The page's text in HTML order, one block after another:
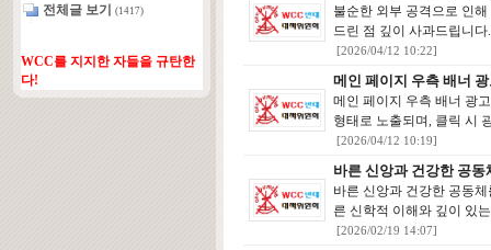
전체글 보기 (1417)
WCC를 지지한 자들을 규탄한
다!
불순한 외부 공격으로 인
드린 점 깊이 사과드립니
[2026/04/12 10:22]
메인 페이지 우측 배너
메인 페이지 우측 배너 광
형태로 노출되며, 클릭 시
[2026/04/12 10:19]
바른 신앙과 건강한 공동
바른 신앙과 건강한 공동
른 신학적 이해와 깊이 있
[2026/02/19 14:07]